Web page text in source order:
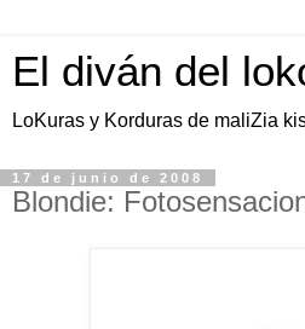
El diván del
LoKuras y Korduras de maliZia
17 de junio de 2008
Blondie: